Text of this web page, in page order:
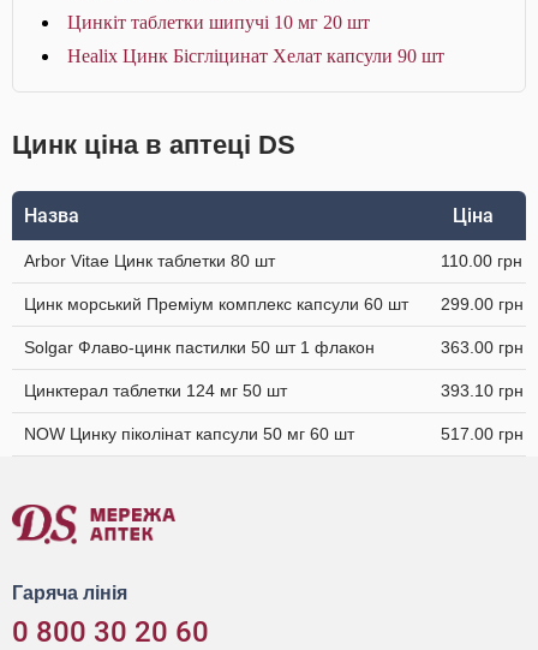
Цинкіт таблетки шипучі 10 мг 20 шт
Healix Цинк Бісгліцинат Хелат капсули 90 шт
Цинк ціна в аптеці DS
Назва Ціна
Arbor Vitae Цинк таблетки 80 шт 110.00 грн
Цинк морський Преміум комплекс капсули 60 шт 299.00 грн
Solgar Флаво-цинк пастилки 50 шт 1 флакон 363.00 грн
Цинктерал таблетки 124 мг 50 шт 393.10 грн
NOW Цинку піколінат капсули 50 мг 60 шт 517.00 грн
Гаряча лінія
0 800 30 20 60